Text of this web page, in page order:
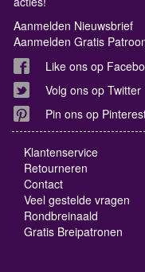
Aanmelden Nieuwsbrief
Aanmelden Gratis
Like ons op
Volg ons op Twitter
Pin ons op
Klantenservice
Retourneren
Contact
Veel gestelde vragen
Rondbreinaald
Gratis Breipatronen